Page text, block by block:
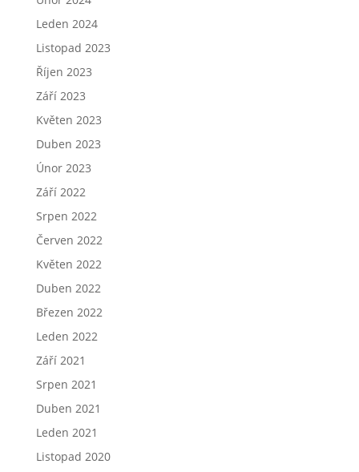
Leden 2024
Listopad 2023
Říjen 2023
Září 2023
Květen 2023
Duben 2023
Únor 2023
Září 2022
Srpen 2022
Červen 2022
Květen 2022
Duben 2022
Březen 2022
Leden 2022
Září 2021
Srpen 2021
Duben 2021
Leden 2021
Listopad 2020